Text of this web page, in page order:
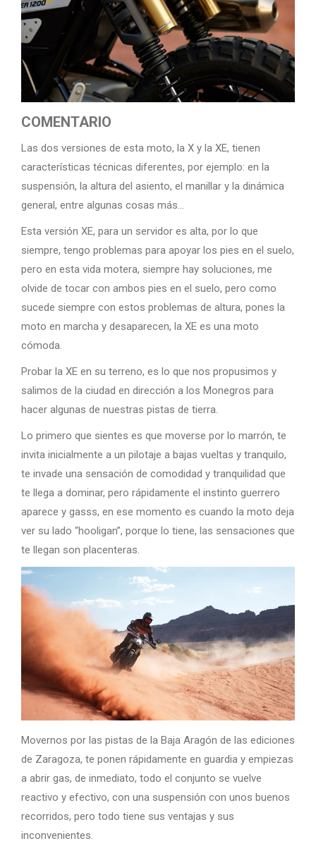
COMENTARIO
Las dos versiones de esta moto, la X y la XE, tienen
características técnicas diferentes, por ejemplo: en la
suspensión, la altura del asiento, el manillar y la dinámica
general, entre algunas cosas más…
Esta versión XE, para un servidor es alta, por lo que
siempre, tengo problemas para apoyar los pies en el suelo,
pero en esta vida motera, siempre hay soluciones, me
olvide de tocar con ambos pies en el suelo, pero como
sucede siempre con estos problemas de altura, pones la
moto en marcha y desaparecen, la XE es una moto
cómoda.
Probar la XE en su terreno, es lo que nos propusimos y
salimos de la ciudad en dirección a los Monegros para
hacer algunas de nuestras pistas de tierra.
Lo primero que sientes es que moverse por lo marrón, te
invita inicialmente a un pilotaje a bajas vueltas y tranquilo,
te invade una sensación de comodidad y tranquilidad que
te llega a dominar, pero rápidamente el instinto guerrero
aparece y gasss, en ese momento es cuando la moto deja
ver su lado “hooligan”, porque lo tiene, las sensaciones que
te llegan son placenteras.
Movernos por las pistas de la Baja Aragón de las ediciones
de Zaragoza, te ponen rápidamente en guardia y empiezas
a abrir gas, de inmediato, todo el conjunto se vuelve
reactivo y efectivo, con una suspensión con unos buenos
recorridos, pero todo tiene sus ventajas y sus
inconvenientes.